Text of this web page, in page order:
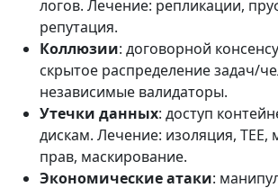
логов. Лечение: репликации,
репутация.
Коллюзии: договорной
скрытое распределение задач/
независимые валидаторы.
Утечки данных: доступ
дискам. Лечение: изоляция,
прав, маскирование.
Экономические атаки: